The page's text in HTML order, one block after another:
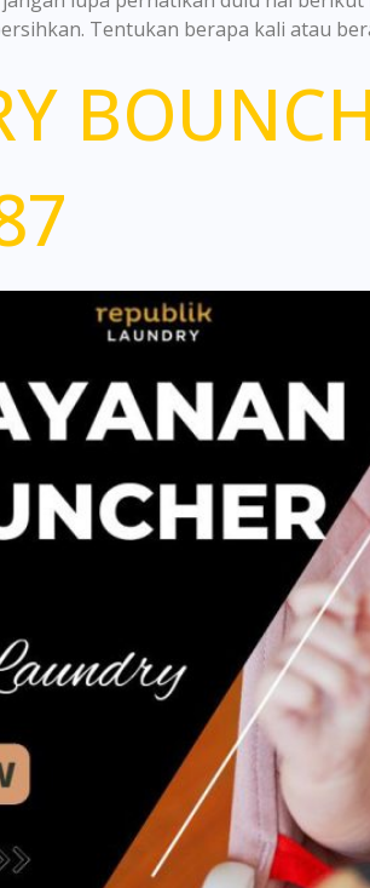
Tentukan berapa kali atau